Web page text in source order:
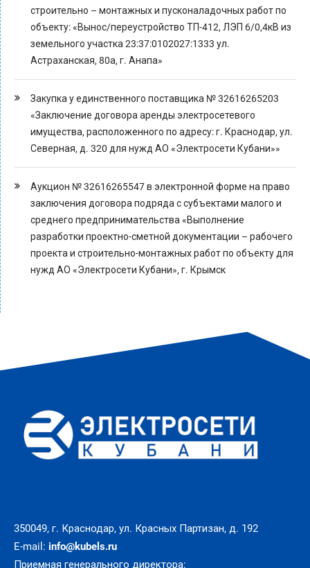
строительно – монтажных и пусконаладочных работ по
объекту: «Вынос/переустройство ТП-412, ЛЭП 6/0,4кВ из
земельного участка 23:37:0102027:1333 ул.
Астраханская, 80а, г. Анапа»
Закупка у единственного поставщика № 32616265203
«Заключение договора аренды электросетевого
имущества, расположенного по адресу: г. Краснодар, ул.
Северная, д. 320 для нужд АО «Электросети Кубани»»
Аукцион № 32616265547 в электронной форме на право
заключения договора подряда с субъектами малого и
среднего предпринимательства «Выполнение
разработки проектно-сметной документации – рабочего
проекта и строительно-монтажных работ по объекту для
нужд АО «Электросети Кубани», г. Крымск
350049, г. Краснодар, ул. Красных Партизан, д. 192
E-mail: info@kubels.ru
Приемная генерального директора: